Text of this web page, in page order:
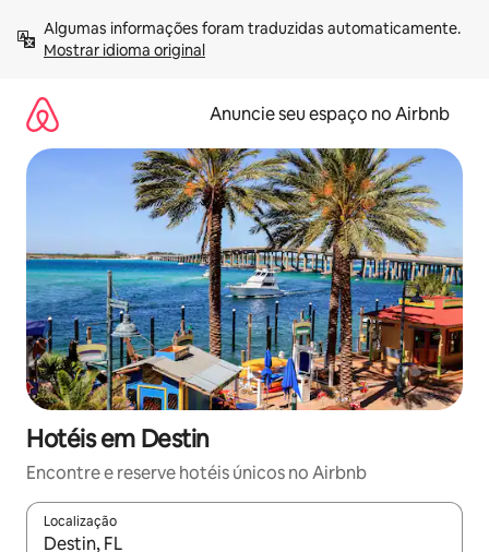
para
Mostrar idioma original
Anuncie seu espaço no Airbnb
Hotéis em Destin
Encontre e reserve hotéis únicos no Airbnb
Localização
Quando os resultados estiverem disponíveis, explore-os